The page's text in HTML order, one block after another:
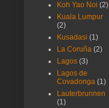
Koh Yao Noi (2)
Kuala Lumpur
(2)
Kusadasi (1)
La Coruña (2)
Lagos (3)
Lagos de
Covadonga (1)
Lauterbrunnen
(1)